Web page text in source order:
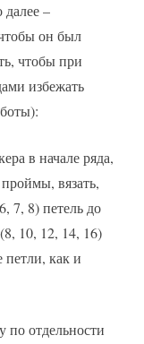
–
он был
чтобы при
избежать
в начале ряда,
вязать,
7, 8) петель до
10, 12, 14, 16)
петли, как и
по отдельности